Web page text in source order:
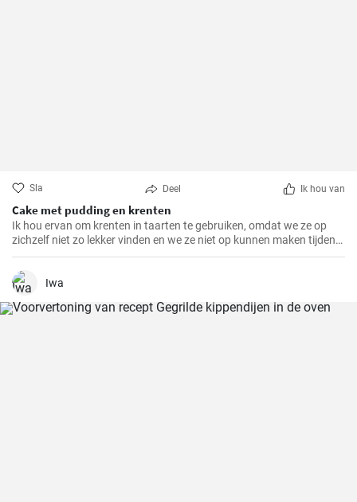
Sla Deel Ik hou van
Cake met pudding en krenten
Ik hou ervan om krenten in taarten te gebruiken, omdat we ze op
zichzelf niet zo lekker vinden en we ze niet op kunnen maken tijdens
het seizoen. Als je er veel hebt, probeer dan deze bakplaatcake met
chocoladepudding. Het deeg is ook interessant omdat het griesmeel
bevat.
Iwa